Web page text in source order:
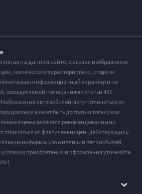
на данном сайте, включая изображения
технические характеристики, опции и
информационный характер и не
определяемой положениями статьи 437
автомобилей могут отличаться от
может быть доступна только как
цены являются рекомендованными
от фактических цен, действующих у
информацию о наличии автомобилей,
приобретения и оформления уточняйте